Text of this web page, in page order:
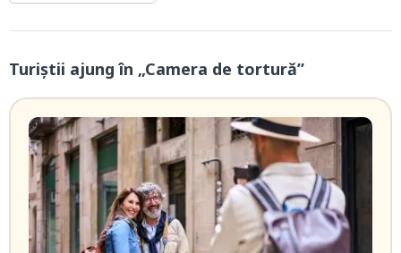
Turiștii ajung în „Camera de tortură”